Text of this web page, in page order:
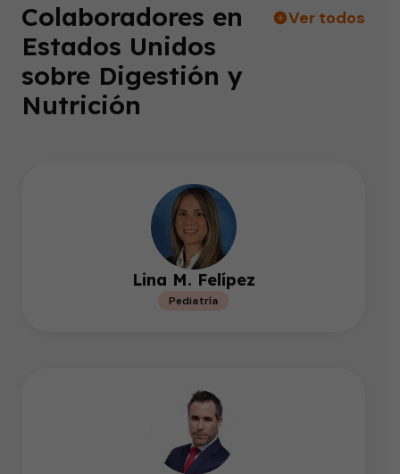
Colaboradores en
Estados Unidos
sobre Digestión y
Nutrición
Ver todos
Lina M. Felípez
Pediatría